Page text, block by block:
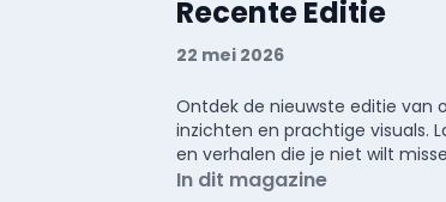
Recente Editie
22 mei 2026
Ontdek de nieuwste editie van
inzichten en prachtige visuals.
en verhalen die je niet wilt
In dit magazine